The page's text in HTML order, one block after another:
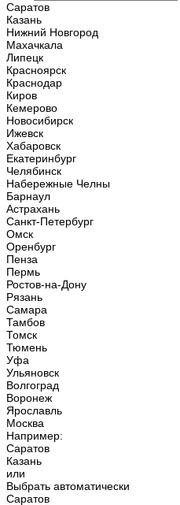
Саратов
Казань
Нижний Новгород
Махачкала
Липецк
Красноярск
Краснодар
Киров
Кемерово
Новосибирск
Ижевск
Хабаровск
Екатеринбург
Челябинск
Набережные Челны
Барнаул
Астрахань
Санкт-Петербург
Омск
Оренбург
Пенза
Пермь
Ростов-на-Дону
Рязань
Самара
Тамбов
Томск
Тюмень
Уфа
Ульяновск
Волгоград
Воронеж
Ярославль
Москва
Например:
Саратов
Казань
или
Выбрать автоматически
Саратов